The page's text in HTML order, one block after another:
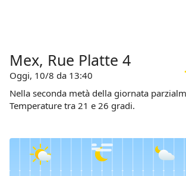
Mex, Rue Platte 4
Oggi, 10/8 da 13:40
Nella seconda metà della giornata
Temperature tra 21 e 26 gradi.